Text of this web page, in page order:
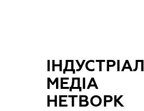
ІНДУСТРІАЛ
МЕДІА
НЕТВОРК